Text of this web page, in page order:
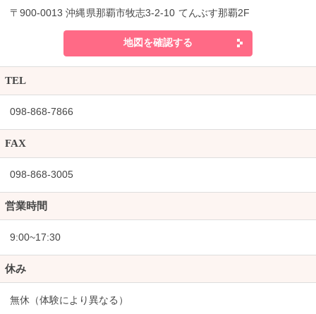
〒900-0013 沖縄県那覇市牧志3-2-10 てんぶす那覇2F
地図を確認する
TEL
098-868-7866
FAX
098-868-3005
営業時間
9:00~17:30
休み
無休（体験により異なる）